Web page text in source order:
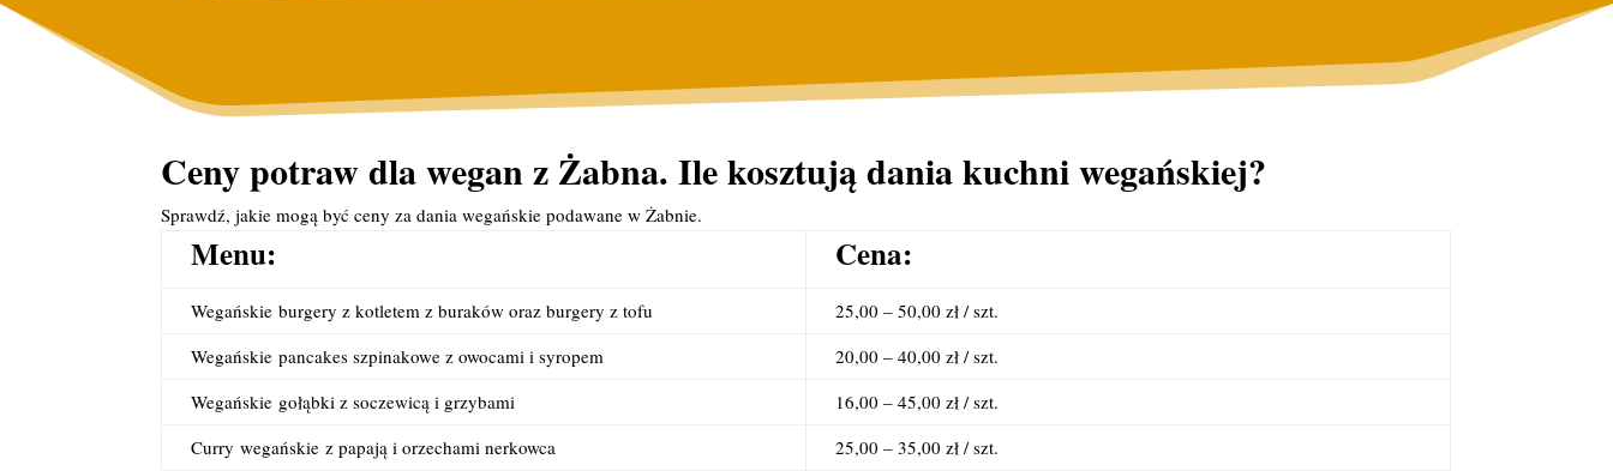
Ceny potraw dla wegan z Żabna. Ile kosztują dania kuchni wegańskiej?
Sprawdź, jakie mogą być ceny za dania wegańskie podawane w Żabnie.
Menu: Cena:
Wegańskie burgery z kotletem z buraków oraz burgery z tofu
25,00 – 50,00 zł / szt.
Wegańskie pancakes szpinakowe z owocami i syropem
20,00 – 40,00 zł / szt.
Wegańskie gołąbki z soczewicą i grzybami
16,00 – 45,00 zł / szt.
Currywegańskie z papają i orzechami nerkowca
25,00 – 35,00 zł / szt.